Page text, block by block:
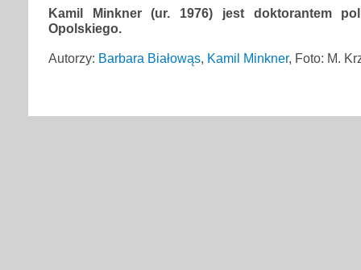
Kamil Minkner (ur. 1976) jest doktorantem
Opolskiego.
Autorzy: Barbara Białowąs Kamil Minkner, Foto: M.